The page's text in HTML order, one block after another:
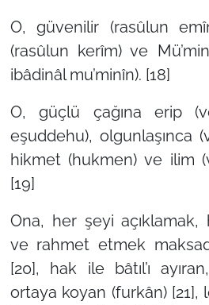
O, güvenilir (rasûlun
(rasûlun kerîm) ve
ibâdinâl mu’minîn). [18]
O, güçlü çağına erip
eşuddehu), olgunlaşınca
hikmet (hukmen) ve ilim
[19]
Ona, her şeyi
ve rahmet etmek
[20], hak ile bâtıl’ı
ortaya koyan (furkân) [21],